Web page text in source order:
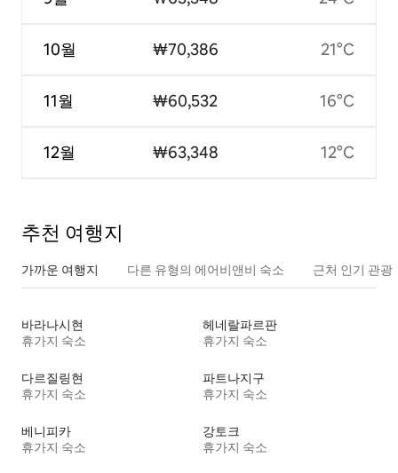
10월
11월
12월
₩70,386
₩60,532
₩63,348
21°C
16°C
12°C
추천 여행지
가까운 여행지 다른 유형의 에어비앤비 숙소 근처 인기 관광
바라나시현
휴가지 숙소
헤네랄파르판
휴가지 숙소
다르질링현
휴가지 숙소
파트나지구
휴가지 숙소
베니피카
휴가지 숙소
강토크
휴가지 숙소